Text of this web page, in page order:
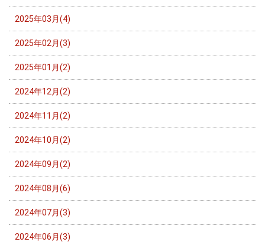
2025年03月(4)
2025年02月(3)
2025年01月(2)
2024年12月(2)
2024年11月(2)
2024年10月(2)
2024年09月(2)
2024年08月(6)
2024年07月(3)
2024年06月(3)